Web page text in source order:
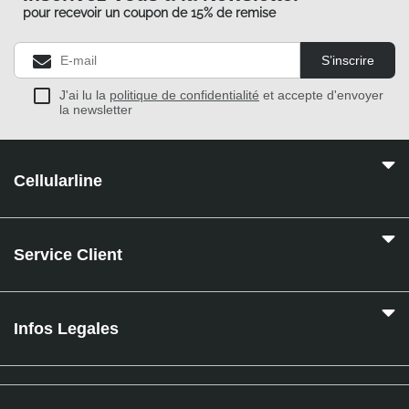
pour recevoir un coupon de 15% de remise
S’inscrire
J'ai lu la politique de confidentialité et accepte d'envoyer
la newsletter
Cellularline
Service Client
Infos Legales